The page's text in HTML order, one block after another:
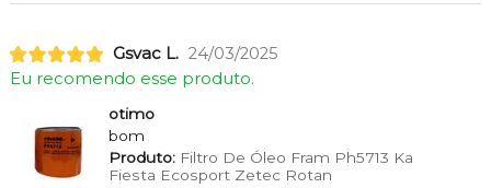
Gsvac L. 24/03/2025
Eu recomendo esse produto.
otimo
bom
Produto:Filtro De Óleo Fram Ph5713 Ka
Fiesta Ecosport Zetec Rotan